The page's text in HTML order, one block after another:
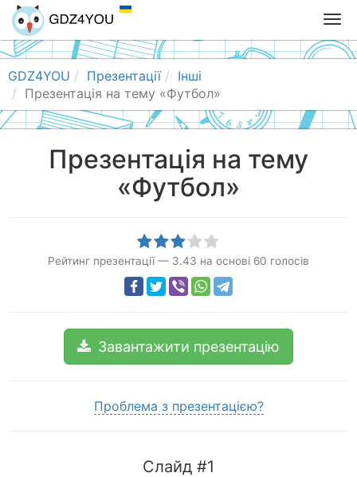
T
o
g
e
n
GDZ4YOU Презентації
Інші
Презентація на тему «Футбол»
Презентація на тему
«Футбол»
Рейтинг презентації — 3.43 на основі 60 голосів
Завантажити презентацію
Проблема з презентацією?
Слайд #1